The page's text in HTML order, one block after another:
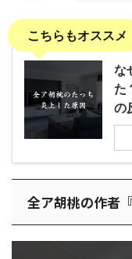
こちらもオススメ
な
た
の
全ア胡桃の作者